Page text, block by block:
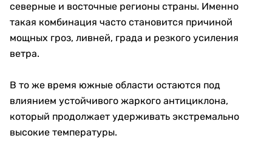
северные и восточные регионы страны. Именно
такая комбинация часто становится причиной
мощных гроз, ливней, града и резкого усиления
ветра.
В то же время южные области остаются под
влиянием устойчивого жаркого антициклона,
который продолжает удерживать экстремально
высокие температуры.